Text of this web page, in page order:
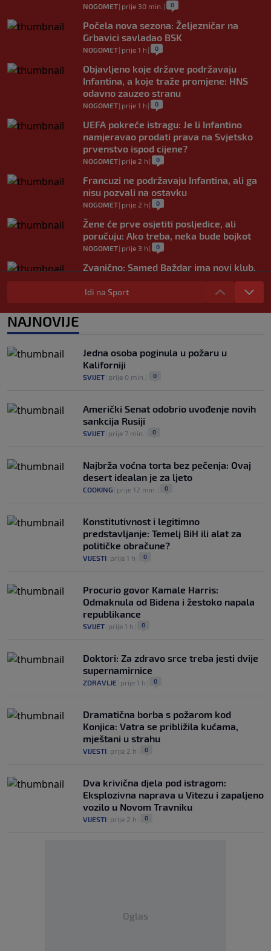
NOGOMET| prije 30 min. | 0
Počela nova sezona: Željezničar na
Grbavici savladao BSK
NOGOMET| prije 1 h | 0
Objavljeno koje države podržavaju
Infantina, a koje traže promjene: HNS
odavno zauzeo stranu
NOGOMET| prije 1 h | 0
UEFA pokreće istragu: Je li Infantino
namjeravao prodati prava na Svjetsko
prvenstvo ispod cijene?
NOGOMET| prije 2 h | 0
Francuzi ne podržavaju Infantina, ali ga
nisu pozvali na ostavku
NOGOMET| prije 2 h | 0
Žene će prve osjetiti posljedice, ali
poručuju: Ako treba, neka bude bojkot
NOGOMET| prije 3 h | 0
Zvanično: Samed Baždar ima novi klub,
zadužio broj sa velikom "težinom"
NOGOMET|prije 5 h
Prije nekoliko godina zaludjela je
Idi na Sport
NAJNOVIJE
Jedna osoba poginula u požaru u
Kaliforniji
SVIJET prije 0 min. 0
Američki Senat odobrio uvođenje novih
sankcija Rusiji
SVIJET prije 7 min. 0
Najbrža voćna torta bez pečenja: Ovaj
desert idealan je za ljeto
COOKING prije 12 min. 0
Konstitutivnost i legitimno
predstavljanje: Temelj BiH ili alat za
političke obračune?
VIJESTI prije 1 h 0
Procurio govor Kamale Harris:
Odmaknula od Bidena i žestoko napala
republikance
SVIJET prije 1 h 0
Doktori: Za zdravo srce treba jesti dvije
supernamirnice
ZDRAVLJE prije 1 h 0
Dramatična borba s požarom kod
Konjica: Vatra se približila kućama,
mještani u strahu
VIJESTI prije 2 h 0
Dva krivična djela pod istragom:
Eksplozivna naprava u Vitezu i zapaljeno
vozilo u Novom Travniku
VIJESTI prije 2 h 0
Oglas